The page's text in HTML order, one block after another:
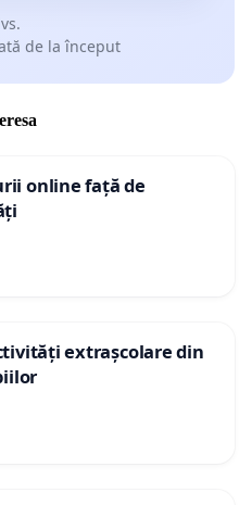
de la început
online față de
extrașcolare din